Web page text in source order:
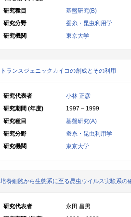
研究種目
基盤研究(B)
研究分野
蚕糸・昆虫利用学
研究機関
東京大学
トランスジェニックカイコの創成とその利用
研究代表者
小林 正彦
研究期間 (年度)
1997 – 1999
研究種目
基盤研究(A)
研究分野
蚕糸・昆虫利用学
研究機関
東京大学
培養細胞から生態系に至る昆虫ウイルス実験系の
研究代表者
永田 昌男